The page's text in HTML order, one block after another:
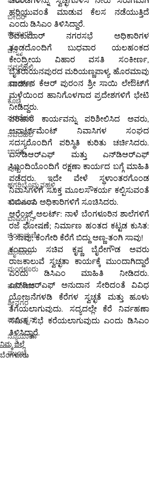
ಬೀದರ್
ಕಲಬುರಗಿ
ಚೆನ್ನೈ
ನವದೆಹಲಿ
ನವದೆಹಲಿ
ಕೊಚ್ಚಿ
ನವದೆಹಲಿ
ನವದೆಹಲಿ
ಭಾರತ
ಪುಣೆ
ಹಗರಿಬೊಮ್ಮನಹಳ್ಳಿ
ತುಮಕೂರು
ವಾಷಿಂಗ್ಟನ್
ಚಿಂತಾಮಣಿ
ಮೈಸೂರು
ಮಂಗಳೂರು
ವಡೋದರ
ಶ್ರೀನಗರ
ವಾಷಿಂಗ್ಟನ್
ನ್ಯೂಯಾರ್ಕ್
ಮುಂಬೈ
ಹರಿಯುವಂತೆ ಮಾಡುವ ಕೆಲಸ ನಡೆಯುತ್ತಿದೆ
ಎಂದು ಡಿಸಿಎಂ ತಿಳಿಸಿದ್ದಾರೆ.
ಶಿವಕುಮಾರ್ ನಗರಸಭೆ ಅಧಿಕಾರಿಗಳ
ತಂಡದೊಂದಿಗೆ ಬುಧವಾರ ಯಲಹಂಕದ
ಕೇಂದ್ರೀಯ ವಿಹಾರ ವಸತಿ ಸಂಕೀರ್ಣ,
ಬೈತರಾಯನಪುರದ ಮರಿಯಣ್ಣಪಾಳ್ಯ, ಹೊರಮಾವು
ವಾರ್ಡ್‌ನ ಕೆಆರ್ ಪುರಂನ ಶ್ರೀ ಸಾಯಿ ಲೇಔಟ್‌ಗೆ
ಮಳೆಯಿಂದ ಹಾನಿಗೊಳಗಾದ ಪ್ರದೇಶಗಳಿಗೆ ಭೇಟಿ
ನೀಡಿದ್ದರು.
ಪರಿಹಾರ ಕಾರ್ಯವನ್ನು ಪರಿಶೀಲಿಸಿದ ಅವರು,
ಅಪಾರ್ಟ್‌ಮೆಂಟ್ ನಿವಾಸಿಗಳ ಸಂಘದ
ಸದಸ್ಯರೊಂದಿಗೆ ಪರಿಸ್ಥಿತಿ ಕುರಿತು ಚರ್ಚಿಸಿದರು.
ಎಸ್‌ಡಿಆರ್‌ಎಫ್ ಮತ್ತು ಎನ್‌ಡಿಆರ್‌ಎಫ್
ಸಿಬ್ಬಂದಿಯೊಂದಿಗೆ ರಕ್ಷಣಾ ಕಾರ್ಯದ ಬಗ್ಗೆ ಮಾಹಿತಿ
ಪಡೆದರು. ಇದೇ ವೇಳೆ ಸ್ಥಳಾಂತರಗೊಂಡ
ನಿವಾಸಿಗಳಿಗೆ ಸೂಕ್ತ ಮೂಲಸೌಕರ್ಯ ಕಲ್ಪಿಸುವಂತೆ
ಬಿಬಿಎಂಪಿ ಅಧಿಕಾರಿಗಳಿಗೆ ಸೂಚಿಸಿದರು.
ಆರೆಂಜ್ ಅಲರ್ಟ್: ನಾಳೆ ಬೆಂಗಳೂರಿನ ಶಾಲೆಗಳಿಗೆ
ರಜೆ ಘೋಷಣೆ; ನಿರ್ಮಾಣ ಹಂತದ ಕಟ್ಟಡ ಕುಸಿತ:
3 ಸಾವು; ಕೆಂಗೇರಿ ಕೆರೆಗೆ ಬಿದ್ದು ಅಣ್ಣ-ತಂಗಿ ಸಾವು!
ಕಂದಾಯ ಸಚಿವ ಕೃಷ್ಣ ಬೈರೇಗೌಡ ಅವರು
ರಾಜಕಾಲುವೆ ಸ್ವಚ್ಛತಾ ಕಾರ್ಯಕ್ಕೆ ಮುಂದಾಗಿದ್ದಾರೆ
ಎಂದು ಡಿಸಿಎಂ ಮಾಹಿತಿ ನೀಡಿದರು.
ಎನ್‌ಡಿಆರ್‌ಎಫ್ ಅನುದಾನ ಸೇರಿದಂತೆ ವಿವಿಧ
ಯೋಜನೆಗಳಡಿ ಕೆರೆಗಳ ಸ್ವಚ್ಛತೆ ಮತ್ತು ಹೂಳು
ತೆಗೆಯಲಾಗುವುದು. ಸದ್ಯದಲ್ಲೇ ಕೆರೆ ನಿರ್ವಹಣಾ
ಸಮಿತಿ ಸಭೆ ಕರೆಯಲಾಗುವುದು ಎಂದು ಡಿಸಿಎಂ
ತಿಳಿಸಿದ್ದಾರೆ.
ನಿಮ್ಮ ಜಿಲ್ಲೆ
ಬೆಂಗಳೂರು